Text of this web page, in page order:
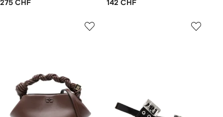
275 CHF 142 CHF